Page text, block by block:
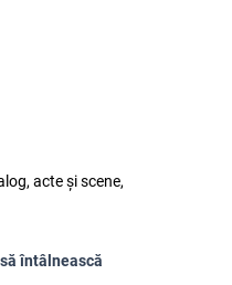
acte și scene,
întâlnească